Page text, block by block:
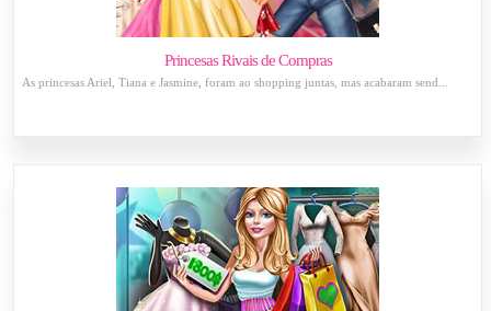
Princesas Rivais de Compras
As princesas Ariel, Tiana e Jasmine, foram ao shopping juntas, mas acabaram send...